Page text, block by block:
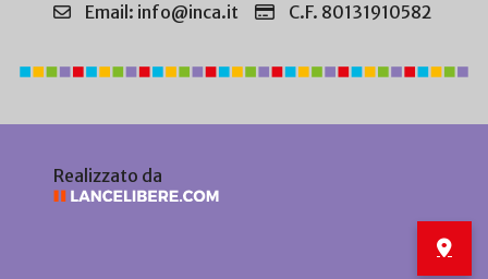
Email: info@inca.it
C.F. 80131910582
Realizzato da